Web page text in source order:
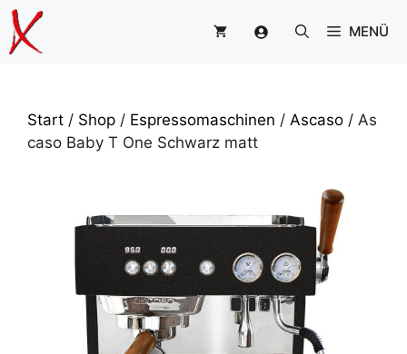
Zum
Inhalt
springen
MENÜ
Start / Shop / Espressomaschinen / Ascaso / As
caso Baby T One Schwarz matt